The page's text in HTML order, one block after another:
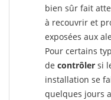
bien sûr fait
à recouvrir et
exposées aux
Pour certains
de contrôler si
installation se
quelques jours